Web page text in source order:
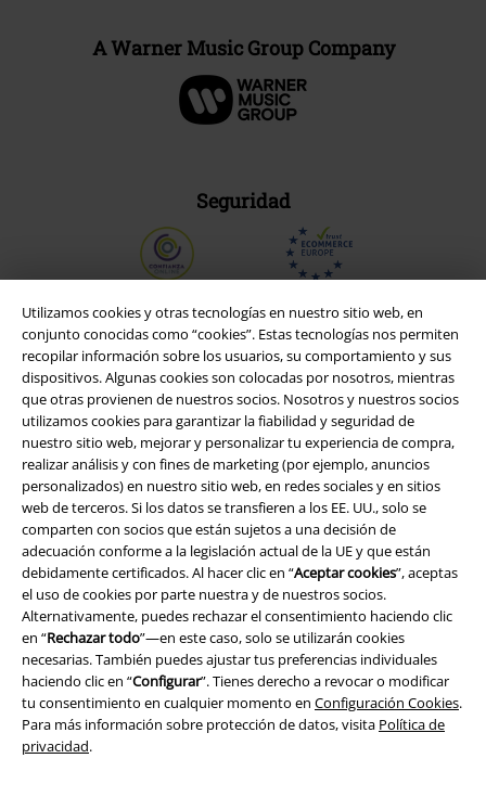
Utilizamos cookies y otras tecnologías en nuestro sitio web, en
conjunto conocidas como “cookies”. Estas tecnologías nos permiten
recopilar información sobre los usuarios, su comportamiento y sus
dispositivos. Algunas cookies son colocadas por nosotros, mientras
que otras provienen de nuestros socios. Nosotros y nuestros socios
utilizamos cookies para garantizar la fiabilidad y seguridad de
nuestro sitio web, mejorar y personalizar tu experiencia de compra,
realizar análisis y con fines de marketing (por ejemplo, anuncios
personalizados) en nuestro sitio web, en redes sociales y en sitios
web de terceros. Si los datos se transfieren a los EE. UU., solo se
comparten con socios que están sujetos a una decisión de
adecuación conforme a la legislación actual de la UE y que están
debidamente certificados. Al hacer clic en “Aceptar cookies”, aceptas
el uso de cookies por parte nuestra y de nuestros socios.
Alternativamente, puedes rechazar el consentimiento haciendo clic
en “Rechazar todo”—en este caso, solo se utilizarán cookies
necesarias. También puedes ajustar tus preferencias individuales
haciendo clic en “Configurar”. Tienes derecho a revocar o modificar
tu consentimiento en cualquier momento en Configuración Cookies.
Para más información sobre protección de datos, visita Política de
privacidad.
A Warner Music Group Company
Seguridad
Legal
Términos y Condiciones
Aviso Legal
Ley protección de datos
Eliminación de residuos y protección del medioambiente
Declaración de Conformidad